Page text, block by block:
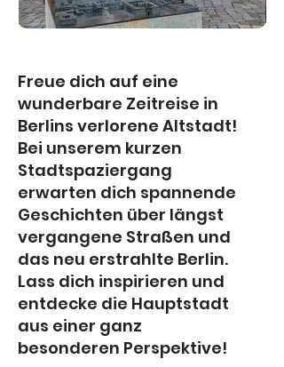
Freue dich auf eine
wunderbare Zeitreise in
Berlins verlorene Altstadt!
Bei unserem kurzen
Stadtspaziergang
erwarten dich spannende
Geschichten über längst
vergangene Straßen und
das neu erstrahlte Berlin.
Lass dich inspirieren und
entdecke die Hauptstadt
aus einer ganz
besonderen Perspektive!